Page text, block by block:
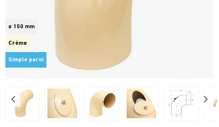
ø 150 mm
Crème
Simple paroi